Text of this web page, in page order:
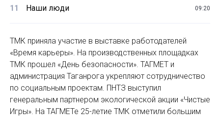
11 Наши люди 09:20
ТМК приняла участие в выставке работодателей
«Время карьеры». На производственных площадках
ТМК прошел «День безопасности». ТАГМЕТ и
администрация Таганрога укрепляют сотрудничество
по социальным проектам. ПНТЗ выступил
генеральным партнером экологической акции «Чистые
Игры». На ТАГМЕТе 25-летие ТМК отметили большим